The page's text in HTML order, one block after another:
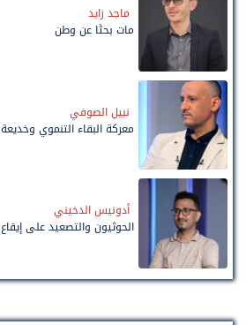
ماجد زايد
مات بحثًا عن وطن
نبيل الصوفي
معركة البقاء التنموي
أدونيس الدخيني
الحوثيون والتصعيد على